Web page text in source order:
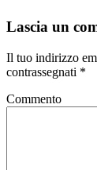
Lascia un
Il tuo indirizzo
contrassegnati *
Commento